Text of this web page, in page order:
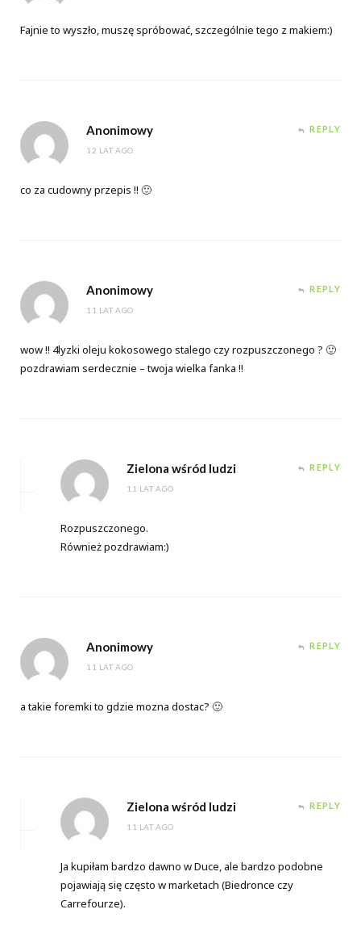
Fajnie to wyszło, muszę spróbować, szczególnie tego z makiem:)
Anonimowy
12 LAT AGO
REPLY
co za cudowny przepis !! 🙂
Anonimowy
11 LAT AGO
REPLY
wow !! 4lyzki oleju kokosowego stalego czy rozpuszczonego ? 🙂
pozdrawiam serdecznie – twoja wielka fanka !!
Zielona wśród ludzi
11 LAT AGO
REPLY
Rozpuszczonego.
Również pozdrawiam:)
Anonimowy
11 LAT AGO
REPLY
a takie foremki to gdzie mozna dostac? 🙂
Zielona wśród ludzi
11 LAT AGO
REPLY
Ja kupiłam bardzo dawno w Duce, ale bardzo podobne
pojawiają się często w marketach (Biedronce czy
Carrefourze).